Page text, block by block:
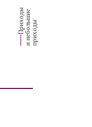
П
р
их
о
д
ы
и
н
е
б
о
ль
ш
ие
п
р
и
х
о
ды